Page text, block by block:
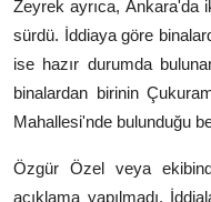
Zeyrek ayrıca, Ankara'da
sürdü. İddiaya göre
ise hazır durumda
binalardan birinin
Mahallesi'nde bulunduğu
Özgür Özel veya
açıklama yapılmadı.